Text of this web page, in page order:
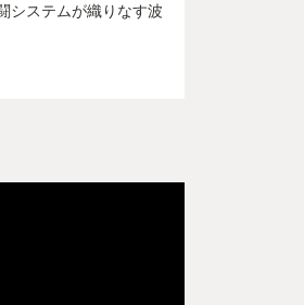
システムが織りなす波